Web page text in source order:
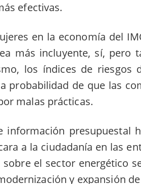
efectivas.
en la economía del
más incluyente, sí, pero
los índices de riesgos
probabilidad de que las
malas prácticas.
información presupuestal
a la ciudadanía en las
sobre el sector energético
y expansión